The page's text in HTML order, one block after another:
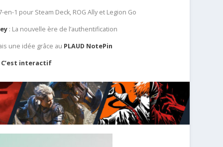
en-1 pour Steam Deck, ROG Ally et Legion Go
: La nouvelle ère de l’authentification
une idée grâce au PLAUD NotePin
C’est interactif